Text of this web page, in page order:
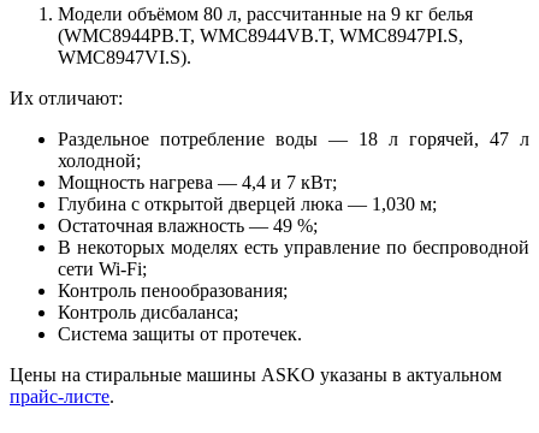
Модели объёмом 80 л, рассчитанные на 9 кг белья
(WMC8944PB.T, WMC8944VB.T, WMC8947PI.S,
WMC8947VI.S).
Их отличают:
Раздельное потребление воды — 18 л горячей, 47 л
холодной;
Мощность нагрева — 4,4 и 7 кВт;
Глубина с открытой дверцей люка — 1,030 м;
Остаточная влажность — 49 %;
В некоторых моделях есть управление по беспроводной
сети Wi‑Fi;
Контроль пенообразования;
Контроль дисбаланса;
Система защиты от протечек.
Цены на стиральные машины ASKO указаны в актуальном
прайс-листе.